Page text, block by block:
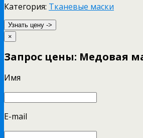
Категория: Тканевые маски
Узнать цену ->
×
Запрос цены: Медовая
Имя
E-mail